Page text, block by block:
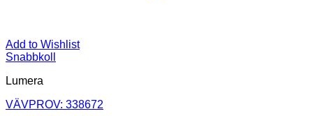
Add to Wishlist
Snabbkoll
Lumera
VÄVPROV: 338672